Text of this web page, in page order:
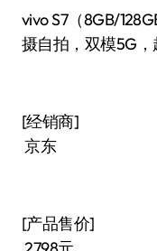
vivo S7（8GB/
摄自拍，双模5G
[经销商]
京东
[产品售价]